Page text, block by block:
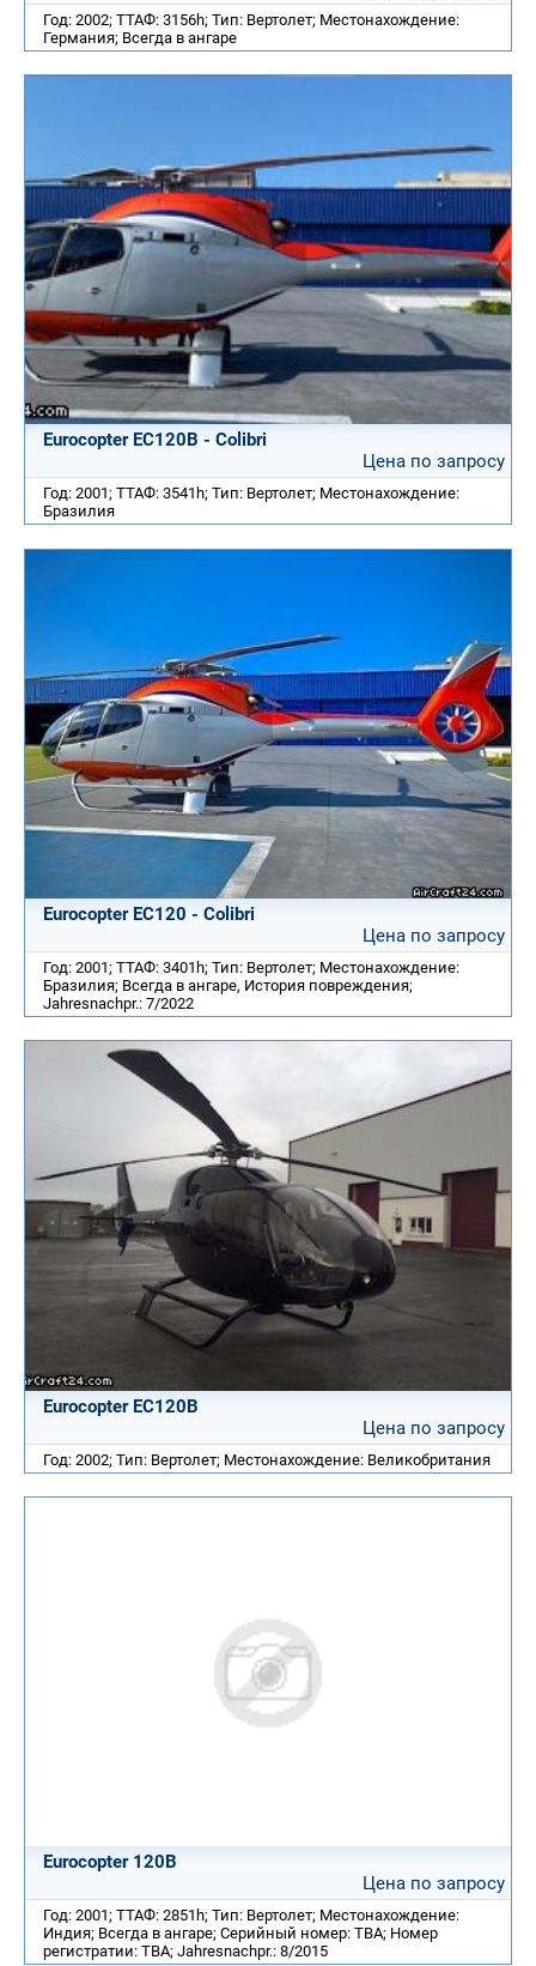
Год: 2002; ТТАФ: 3156h; Тип: Вертолет; Местонахождение:
Германия; Всегда в ангаре
Eurocopter EC120B - Colibri
Цена по запросу
Год: 2001; ТТАФ: 3541h; Тип: Вертолет; Местонахождение:
Бразилия
Eurocopter EC120 - Colibri
Цена по запросу
Год: 2001; ТТАФ: 3401h; Тип: Вертолет; Местонахождение:
Бразилия; Всегда в ангаре, История повреждения;
Jahresnachpr.: 7/2022
Eurocopter EC120B
Цена по запросу
Год: 2002; Тип: Вертолет; Местонахождение: Великобритания
Eurocopter 120B
Цена по запросу
Год: 2001; ТТАФ: 2851h; Тип: Вертолет; Местонахождение:
Индия; Всегда в ангаре; Серийный номер: TBA; Номер
регистратии: TBA; Jahresnachpr.: 8/2015